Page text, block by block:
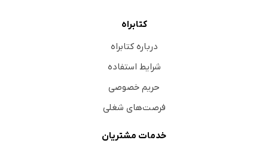
کتابراه
درباره کتابراه
شرایط استفاده
حریم خصوصی
فرصت‌های شغلی
خدمات مشتریان